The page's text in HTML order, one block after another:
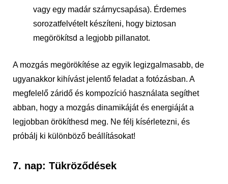
vagy egy madár szárnycsapása). Érdemes
sorozatfelvételt készíteni, hogy biztosan
megörökítsd a legjobb pillanatot.
A mozgás megörökítése az egyik legizgalmasabb, de
ugyanakkor kihívást jelentő feladat a fotózásban. A
megfelelő záridő és kompozíció használata segíthet
abban, hogy a mozgás dinamikáját és energiáját a
legjobban örökíthesd meg. Ne félj kísérletezni, és
próbálj ki különböző beállításokat!
7. nap: Tükröződések